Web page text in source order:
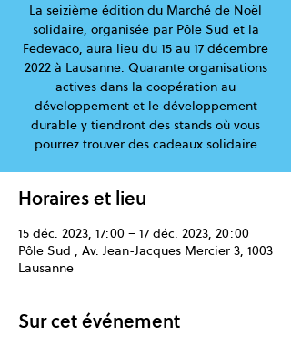
La seizième édition du Marché de Noël
solidaire, organisée par Pôle Sud et la
Fedevaco, aura lieu du 15 au 17 décembre
2022 à Lausanne. Quarante organisations
actives dans la coopération au
développement et le développement
durable y tiendront des stands où vous
pourrez trouver des cadeaux solidaire
Horaires et lieu
15 déc. 2023, 17:00 – 17 déc. 2023, 20:00
Pôle Sud , Av. Jean-Jacques Mercier 3, 1003
Lausanne
Sur cet événement